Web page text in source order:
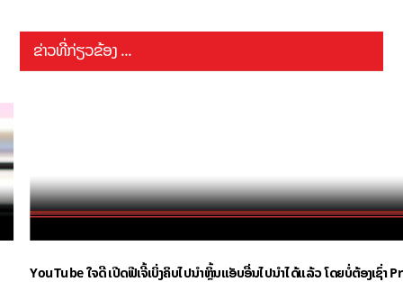
ຂ່າວທີ່ກ່ຽວຂ້ອງ ...
YouTube ໃຈດີ ເປີດຟີເຈີ້ເບິ່ງຄິບໄປນຳຫຼິ້ນແອັບອື່ນໄປນຳໄດ້ແລ້ວ ໂດຍບໍ່ຕ້ອງເຊົ່າ